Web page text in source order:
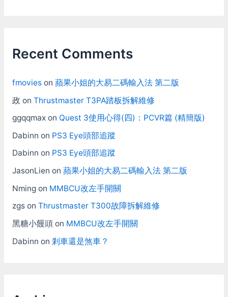
Recent Comments
fmovieson 蘋果小姐的大易二碼輸入法 第二版
政 on Thrustmaster T3PA踏板拆解維修
ggqqmaxon Quest 3使用心得(四)：PCVR篇 (精簡版)
Dabinn on PS3 Eye頭部追蹤
Dabinn on PS3 Eye頭部追蹤
JasonLien on 蘋果小姐的大易二碼輸入法 第二版
Nmingon MMBCU改左手開關
zgson Thrustmaster T300故障拆解維修
黑糖小饅頭on MMBCU改左手開關
Dabinn on 剎車還是煞車？